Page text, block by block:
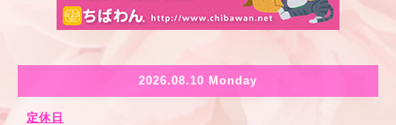
2026.08.10 Monday
定休日